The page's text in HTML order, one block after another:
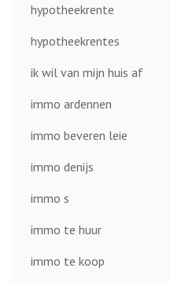
hypotheekrente
hypotheekrentes
ik wil van mijn huis af
immo ardennen
immo beveren leie
immo denijs
immo s
immo te huur
immo te koop